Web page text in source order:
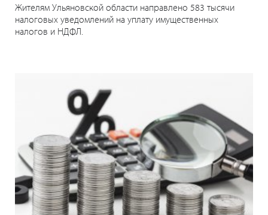
Жителям Ульяновской области направлено 583 тысячи
налоговых уведомлений на уплату имущественных
налогов и НДФЛ.